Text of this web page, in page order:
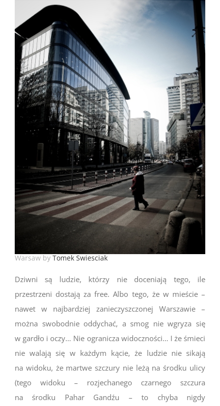
Warsaw by Tomek Swiesciak
Dziwni są ludzie, którzy nie doceniają tego, ile
przestrzeni dostają za free. Albo tego, że w mieście –
nawet w najbardziej zanieczyszczonej Warszawie –
można swobodnie oddychać, a smog nie wgryza się
w gardło i oczy… Nie ogranicza widoczności… I że śmieci
nie walają się w każdym kącie, że ludzie nie sikają
na widoku, że martwe szczury nie leżą na środku ulicy
(tego widoku – rozjechanego czarnego szczura
na środku Pahar Gandźu – to chyba nigdy